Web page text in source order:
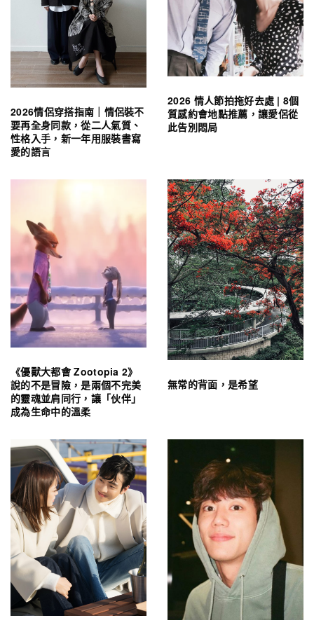
2026情侶穿搭指南｜情侶裝不
要再全身同款，從二人氣質、
性格入手，新一年用服裝書寫
愛的語言
2026 情人節拍拖好去處 | 8個
質感約會地點推薦，讓愛侶從
此告別悶局
《優獸大都會 Zootopia 2》
說的不是冒險，是兩個不完美
的靈魂並肩同行，讓「伙伴」
成為生命中的溫柔
無常的背面，是希望